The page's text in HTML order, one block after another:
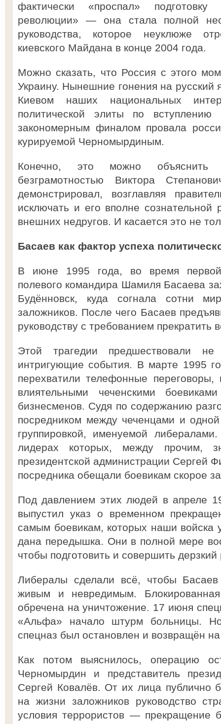
фактически «проспал» подготовку
революции» — она стала полной
руководства, которое неуклюже
киевского Майдана в конце 2004 года.
Можно сказать, что Россия с этого
Украину. Нынешние гонения на русский
Киевом наших национальных
политической элиты по
закономерным финалом провала
курируемой Черномырдиным.
Конечно, это можно объяснить
безграмотностью Виктора
демонстрировал, возглавляя
исключать и его вполне
внешних недругов. И касается это не
Басаев как фактор успеха
В июне 1995 года, во время
полевого командира Шамиля Басаева
Будённовск, куда согнала сотни
заложников. После чего Басаев
руководству с требованием прекратить
Этой трагедии предшествовали
интригующие события. В марте 1995
перехватили телефонные переговоры,
влиятельными чеченскими
бизнесменов. Судя по содержанию
посредником между чеченцами и одной
группировкой, именуемой
лидерах которых, между прочим,
президентской администрации Сергей
посредника обещали боевикам скорое
Под давлением этих людей в апреле
выпустил указ о временном
самым боевикам, которых наши войска
дана передышка. Они в полной мере
чтобы подготовить и совершить
Либералы сделали всё, чтобы
живым и невредимым.
обречена на уничтожение. 17 июня
«Альфа» начало штурм больницы.
спецназ был остановлен и возвращён
Как потом выяснилось, операцию
Черномырдин и представитель
Сергей Ковалёв. От их лица публично
на жизни заложников руководство
условия террористов — прекращение